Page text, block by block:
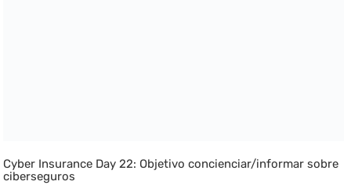
Cyber Insurance Day 22: Objetivo concienciar/informar sobre
ciberseguros